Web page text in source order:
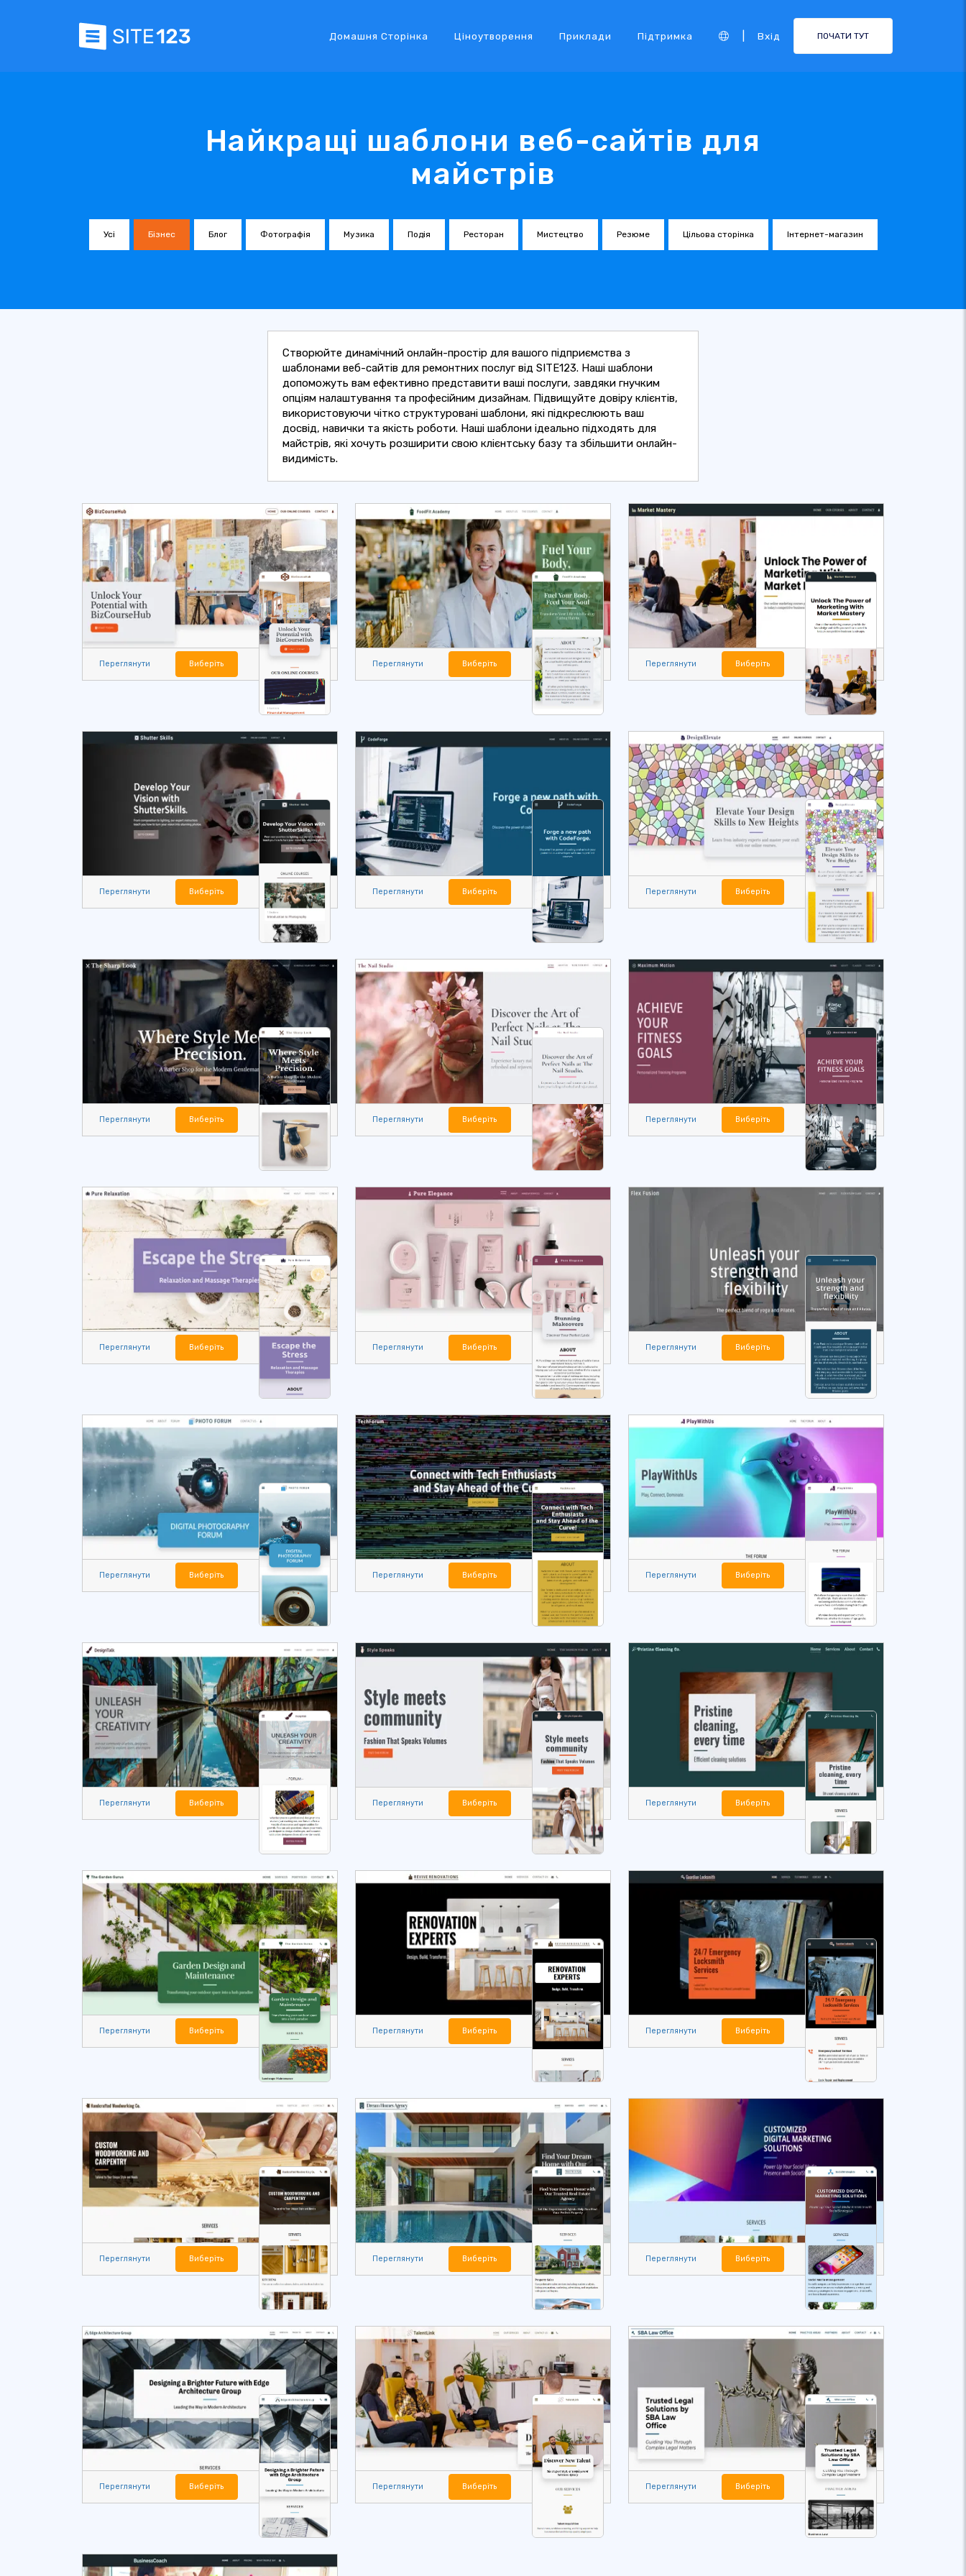
Домашня Сторінка Ціноутворення Приклади Підтримка Вхід ПОЧАТИ ТУТ
Найкращі шаблони веб-сайтів для
майстрів
Усі Бізнес Блог Фотографія Музика Подія Ресторан Мистецтво Резюме Цільова сторінка Інтернет-магазин
Створюйте динамічний онлайн-простір для вашого підприємства з
шаблонами веб-сайтів для ремонтних послуг від SITE123. Наші шаблони
допоможуть вам ефективно представити ваші послуги, завдяки гнучким
опціям налаштування та професійним дизайнам. Підвищуйте довіру клієнтів,
використовуючи чітко структуровані шаблони, які підкреслюють ваш
досвід, навички та якість роботи. Наші шаблони ідеально підходять для
майстрів, які хочуть розширити свою клієнтську базу та збільшити онлайн-
видимість.
Переглянути Виберіть Переглянути Виберіть Переглянути Виберіть
Переглянути Виберіть Переглянути Виберіть Переглянути Виберіть
Переглянути Виберіть Переглянути Виберіть Переглянути Виберіть
Переглянути Виберіть Переглянути Виберіть Переглянути Виберіть
Переглянути Виберіть Переглянути Виберіть Переглянути Виберіть
Переглянути Виберіть Переглянути Виберіть Переглянути Виберіть
Переглянути Виберіть Переглянути Виберіть Переглянути Виберіть
Переглянути Виберіть Переглянути Виберіть Переглянути Виберіть
Переглянути Виберіть Переглянути Виберіть Переглянути Виберіть